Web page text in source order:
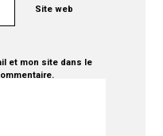
Site web
et mon site dans le